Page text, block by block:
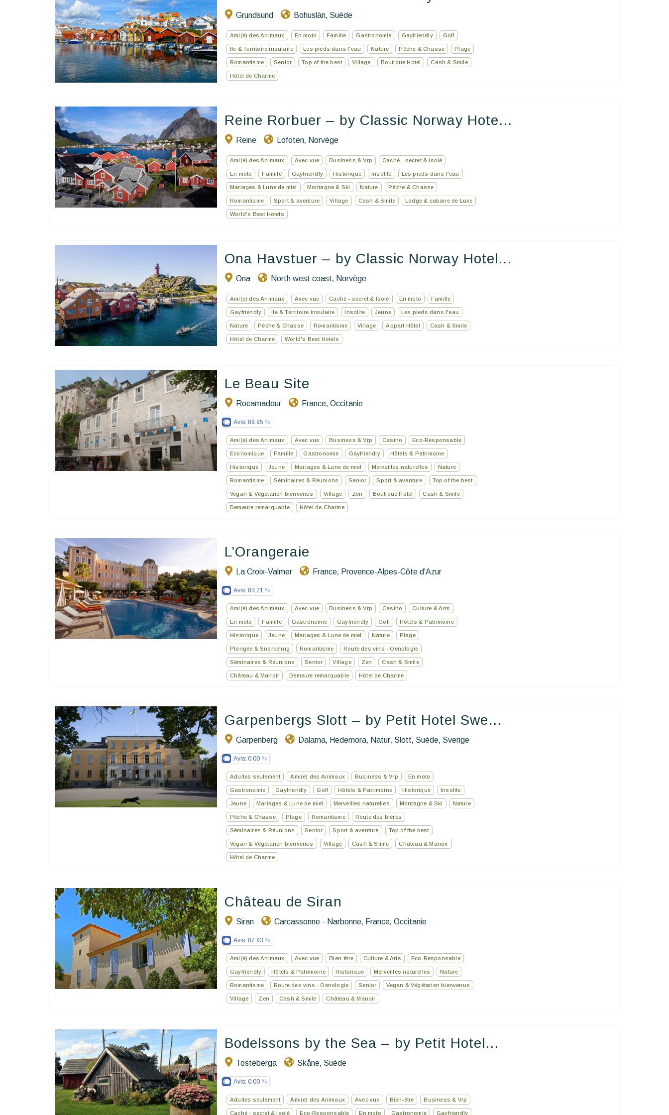
Ecrivez-nous
FR
Grundsund Bohuslän, Suède
Ami(e) des Animaux En moto Famille Gastronomie Gayfriendly Golf
Ile & Territoire insulaire Les pieds dans l'eau Nature Pêche & Chasse Plage
Romantisme Senior Top of the best Village Boutique Hotel Cash & Smile
Hôtel de Charme
Reine Rorbuer – by Classic Norway Hote...
Reine Lofoten, Norvège
Ami(e) des Animaux Avec vue Business & Vrp Caché - secret & Isolé
En moto Famille Gayfriendly Historique Insolite Les pieds dans l'eau
Mariages & Lune de miel Montagne & Ski Nature Pêche & Chasse
Romantisme Sport & aventure Village Cash & Smile Lodge & cabane de Luxe
World's Best Hotels
Ona Havstuer – by Classic Norway Hotel...
Ona North west coast, Norvège
Ami(e) des Animaux Avec vue Caché - secret & Isolé En moto Famille
Gayfriendly Ile & Territoire insulaire Insolite Jeune Les pieds dans l'eau
Nature Pêche & Chasse Romantisme Village Appart Hôtel Cash & Smile
Hôtel de Charme World's Best Hotels
Le Beau Site
Rocamadour France, Occitanie
Avis: 89.95
Ami(e) des Animaux Avec vue Business & Vrp Casino Eco-Responsable
Economique Famille Gastronomie Gayfriendly Hôtels & Patrimoine
Historique Jeune Mariages & Lune de miel Merveilles naturelles Nature
Romantisme Séminaires & Réunions Senior Sport & aventure Top of the best
Vegan & Végétarien bienvenus Village Zen Boutique Hotel Cash & Smile
Demeure remarquable Hôtel de Charme
L’Orangeraie
La Croix-Valmer France, Provence-Alpes-Côte d'Azur
Avis: 84.21
Ami(e) des Animaux Avec vue Business & Vrp Casino Culture & Arts
En moto Famille Gastronomie Gayfriendly Golf Hôtels & Patrimoine
Historique Jeune Mariages & Lune de miel Nature Plage
Plongée & Snorkeling Romantisme Route des vins - Oenologie
Séminaires & Réunions Senior Village Zen Cash & Smile
Château & Manoir Demeure remarquable Hôtel de Charme
Garpenbergs Slott – by Petit Hotel Swe...
Garpenberg Dalarna, Hedemora, Natur, Slott, Suède, Sverige
Avis: 0.00
Adultes seulement Ami(e) des Animaux Business & Vrp En moto
Gastronomie Gayfriendly Golf Hôtels & Patrimoine Historique Insolite
Jeune Mariages & Lune de miel Merveilles naturelles Montagne & Ski Nature
Pêche & Chasse Plage Romantisme Route des bières
Séminaires & Réunions Senior Sport & aventure Top of the best
Vegan & Végétarien bienvenus Village Cash & Smile Château & Manoir
Hôtel de Charme
Château de Siran
Siran Carcassonne - Narbonne, France, Occitanie
Avis: 87.83
Ami(e) des Animaux Avec vue Bien-être Culture & Arts Eco-Responsable
Gayfriendly Hôtels & Patrimoine Historique Merveilles naturelles Nature
Romantisme Route des vins - Oenologie Senior Vegan & Végétarien bienvenus
Village Zen Cash & Smile Château & Manoir
Bodelssons by the Sea – by Petit Hotel...
Tosteberga Skåne, Suède
Avis: 0.00
Adultes seulement Ami(e) des Animaux Avec vue Bien-être Business & Vrp
Caché - secret & Isolé Eco-Responsable En moto Gastronomie Gayfriendly